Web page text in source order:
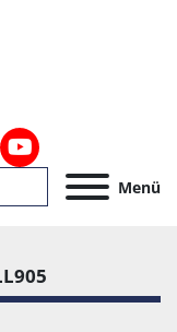
Menü
youtube